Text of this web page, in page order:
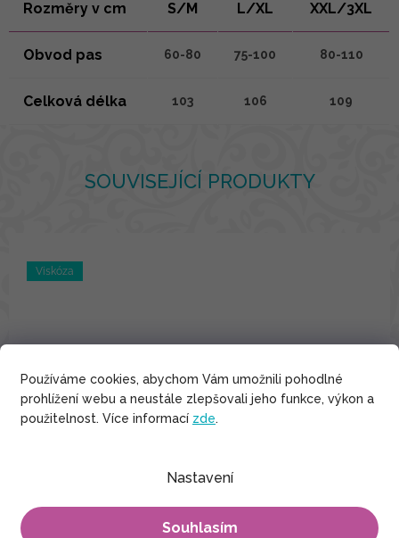
Používáme cookies, abychom Vám umožnili pohodlné
prohlížení webu a neustále zlepšovali jeho funkce, výkon a
použitelnost. Více informací zde.
Nastavení
Souhlasím
SOUVISEJÍCÍ PRODUKTY
Viskóza
Rozměry v cm S/M L/XL XXL/3XL
Obvod pas 60-80 75-100 80-110
Celková délka 103 106 109